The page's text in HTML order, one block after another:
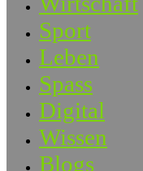
Sport
Leben
Spass
Digital
Wissen
Blogs